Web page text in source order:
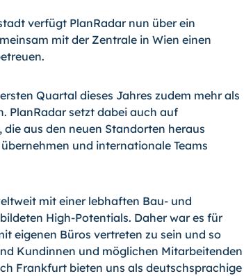
verfügt PlanRadar nun über ein
mit der Zentrale in Wien einen
Quartal dieses Jahres zudem mehr als
PlanRadar setzt dabei auch auf
aus den neuen Standorten heraus
und internationale Teams
mit einer lebhaften Bau- und
High-Potentials. Daher war es für
eigenen Büros vertreten zu sein und so
Kundinnen und möglichen Mitarbeitenden
Frankfurt bieten uns als deutschsprachige